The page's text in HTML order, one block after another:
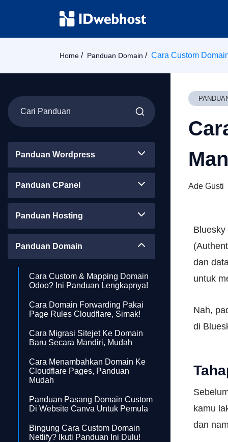
Home Panduan Domain Cara Custom
Panduan Wordpress
Panduan CPanel
Panduan Hosting
Panduan Domain
Cara Custom & Mapping Domain
Odoo? Ini Panduan Lengkapnya!
Cara Domain Forwarding Pakai
Page Rules Cloudflare, Simak!
Cara Migrasi Sitejet Ke Domain
Baru Secara Mandiri, Mudah
Cara Menambahkan Domain Ke
Cloudflare Pages, Panduan
Mudah
Panduan Pasang Domain Custom
Di Website Canva Untuk Pemula
Bingung Cara Custom Domain
Netlify? Ikuti Panduan Ini Dulu!
Ade Gusti
dan
untuk
Nah,
di
kamu
dan